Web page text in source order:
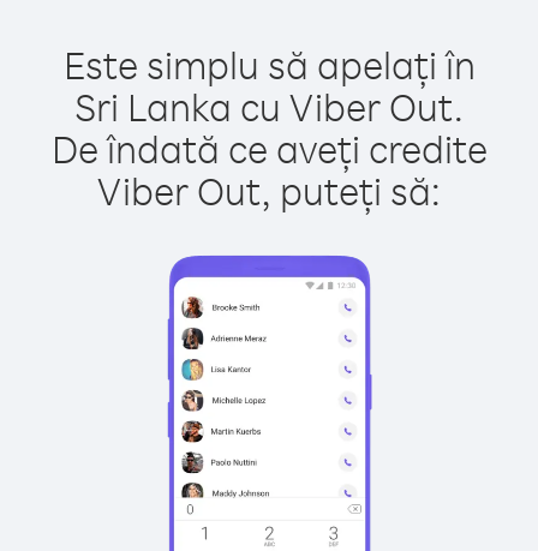
Este simplu să apelați în
Sri Lanka cu Viber Out.
De îndată ce aveți credite
Viber Out, puteți să: